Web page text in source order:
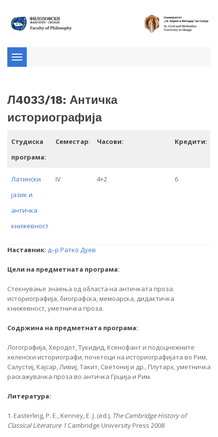
Toggle
navigation
Л403З/18: Античка
историографија
Студиска
програма:
Семестар: Часови: Кредити:
Латински
јазик и
античка
книжевност
IV 4+2 6
Наставник: д–р Ратко Дуев
Цели на предметната програма:
Стекнување знаења од областа на античката проза:
историографија, биoграфска, мемоарска, дидактичка
книжевност, уметничка проза.
Содржина на предметната програма:
Логографија, Херодот, Тукидид, Ксенофант и подоцнежните
хеленски историографи, почетоци на историографијата во Рим,
Салустиј, Кајсар, Ливиј, Такит, Светониј и др., Плутарх, уметничка
раскажувачка проза во античка Грција и Рим.
Литература:
1. Easterling, P. E., Kenney, E. J. (ed.), The Cambridge History of
Classical Literature 1 Cambridge University Press 2008